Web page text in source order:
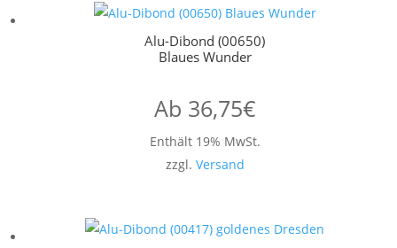
Alu-Dibond (00650)
Blaues Wunder
Ab 36,75€
Enthält 19% MwSt.
zzgl. Versand